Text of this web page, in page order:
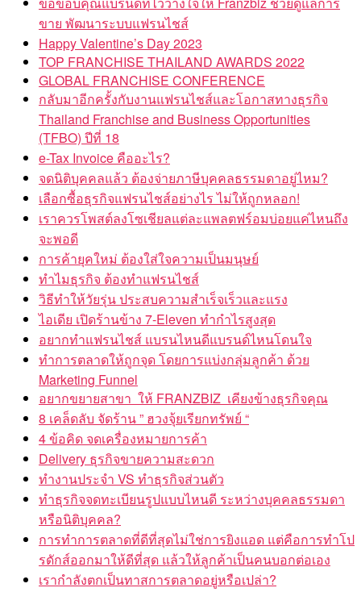
ขาย พัฒนาระบบแฟรนไชส์
Happy Valentine’s Day 2023
TOP FRANCHISE THAILAND AWARDS 2022
GLOBAL FRANCHISE CONFERENCE
กลับมาอีกครั้งกับงานแฟรนไชส์และโอกาสทางธุรกิจ
Thailand Franchise and Business Opportunities
(TFBO) ปีที่ 18
e-Tax Invoice คืออะไร?
จดนิติบุคคลแล้ว ต้องจ่ายภาษีบุคคลธรรมดาอยู่ไหม?
เลือกซื้อธุรกิจแฟรนไชส์อย่างไร ไม่ให้ถูกหลอก!
เราควรโพสต์ลงโซเชียลแต่ละแพลตฟร์อมบ่อยแค่ไหนถึง
จะพอดี
การค้ายุคใหม่ ต้องใส่ใจความเป็นมนุษย์
ทำไมธุรกิจ ต้องทำแฟรนไชส์
วิธีทำให้วัยรุ่น ประสบความสำเร็จเร็วและแรง
ไอเดีย เปิดร้านข้าง 7-Eleven ทำกำไรสูงสุด
อยากทำแฟรนไชส์ แบรนไหนดีแบรนด์ไหนโดนใจ
ทำการตลาดให้ถูกจุด โดยการแบ่งกลุ่มลูกค้า ด้วย
Marketing Funnel
อยากขยายสาขา ให้ FRANZBIZ เคียงข้างธุรกิจคุณ
8 เคล็ดลับ จัดร้าน ” ฮวงจุ้ยเรียกทรัพย์ “
4 ข้อคิด จดเครื่องหมายการค้า
Delivery ธุรกิจขายความสะดวก
ทำงานประจำ VS ทำธุรกิจส่วนตัว
ทำธุรกิจจดทะเบียนรูปแบบไหนดี ระหว่างบุคคลธรรมดา
หรือนิติบุคคล?
การทำการตลาดที่ดีที่สุดไม่ใช่การยิงแอด แต่คือการทำโป
รดักส์ออกมาให้ดีที่สุด แล้วให้ลูกค้าเป็นคนบอกต่อเอง
เรากำลังตกเป็นทาสการตลาดอยู่หรือเปล่า?